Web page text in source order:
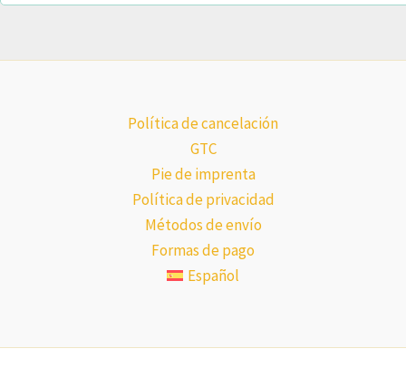
Política de cancelación
GTC
Pie de imprenta
Política de privacidad
Métodos de envío
Formas de pago
Español